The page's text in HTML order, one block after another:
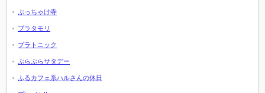
ぶっちゃけ寺
ブラタモリ
プラトニック
ぶらぶらサタデー
ふるカフェ系ハルさんの休日